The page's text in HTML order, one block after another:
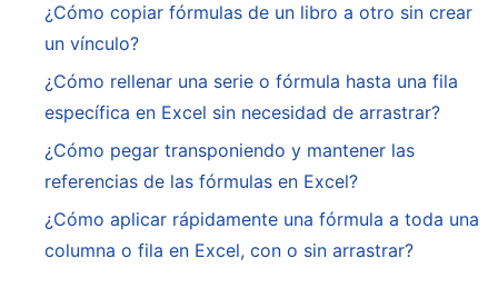
¿Cómo copiar fórmulas de un libro a otro sin crear
un vínculo?
¿Cómo rellenar una serie o fórmula hasta una fila
específica en Excel sin necesidad de arrastrar?
¿Cómo pegar transponiendo y mantener las
referencias de las fórmulas en Excel?
¿Cómo aplicar rápidamente una fórmula a toda una
columna o fila en Excel, con o sin arrastrar?